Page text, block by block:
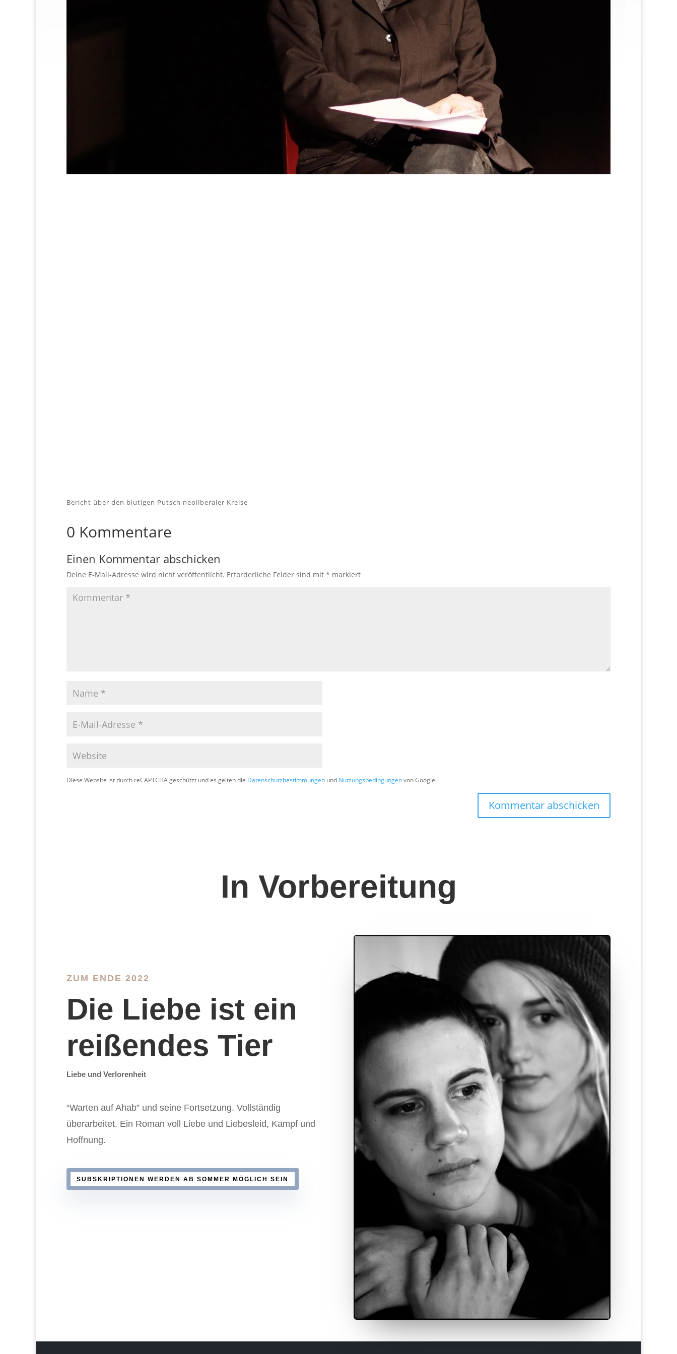
Bericht über den blutigen Putsch neoliberaler Kreise
0 Kommentare
Einen Kommentar abschicken
Deine E-Mail-Adresse wird nicht veröffentlicht. Erforderliche Felder sind mit * markiert
Diese Website ist durch reCAPTCHA geschützt und es gelten die Datenschutzbestimmungen und Nutzungsbedingungenvon Google
Kommentar abschicken
In Vorbereitung
ZUM ENDE 2022
Die Liebe ist ein
reißendes Tier
Liebe und Verlorenheit
“Warten auf Ahab” und seine Fortsetzung. Vollständig
überarbeitet. Ein Roman voll Liebe und Liebesleid, Kampf und
Hoffnung.
SUBSKRIPTIONEN WERDEN AB SOMMER MÖGLICH SEIN